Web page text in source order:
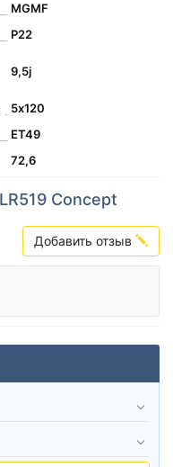
MGMF
Р22
9,5j
5х120
ЕТ49
72,6
Concept
Добавить отзыв